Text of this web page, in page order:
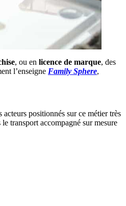
, ou en licence de marque, des
l’enseigne Family Sphere,
acteurs positionnés sur ce métier très
le transport accompagné sur mesure